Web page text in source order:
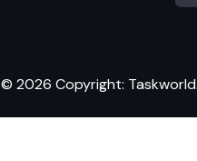
© 2026 Copyright: